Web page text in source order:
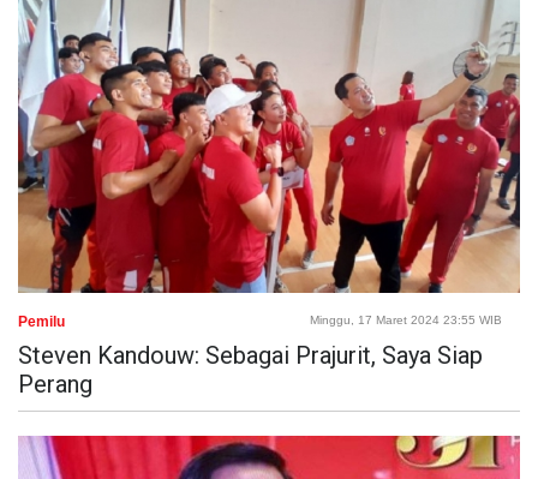
Pemilu Minggu, 17 Maret 2024 23:55 WIB
Steven Kandouw: Sebagai Prajurit, Saya Siap
Perang